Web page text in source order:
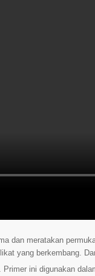
dan meratakan
yang berkembang.
ini digunakan